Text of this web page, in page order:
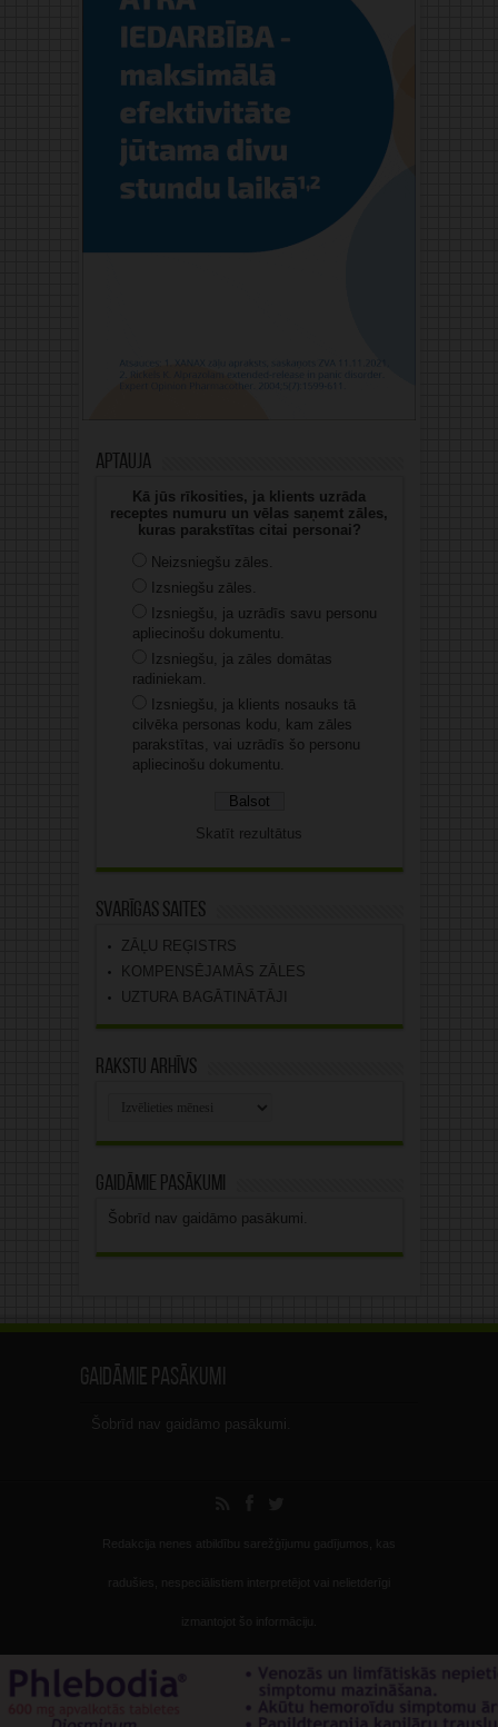
Aptauja
Kā jūs rīkosities, ja klients uzrāda
receptes numuru un vēlas saņemt zāles,
kuras parakstītas citai personai?
Neizsniegšu zāles.
Izsniegšu zāles.
Izsniegšu, ja uzrādīs savu personu
apliecinošu dokumentu.
Izsniegšu, ja zāles domātas
radiniekam.
Izsniegšu, ja klients nosauks tā
cilvēka personas kodu, kam zāles
parakstītas, vai uzrādīs šo personu
apliecinošu dokumentu.
Skatīt rezultātus
Svarīgas saites
ZĀĻU REĢISTRS
KOMPENSĒJAMĀS ZĀLES
UZTURA BAGĀTINĀTĀJI
Rakstu arhīvs
Gaidāmie pasākumi
Šobrīd nav gaidāmo pasākumi.
Gaidāmie pasākumi
Šobrīd nav gaidāmo pasākumi.
Redakcija nenes atbildību sarežģījumu gadījumos, kas